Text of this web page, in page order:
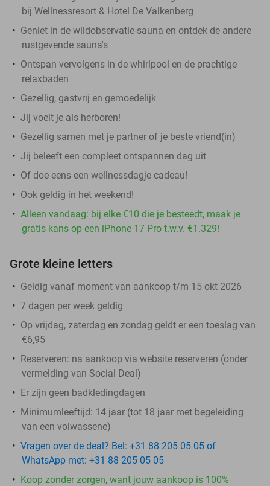
bij Wellnessresort & Hotel De Valkenberg
Geniet in de wildobservatie-sauna en ontdek de andere
rustgevende sauna's
Ontspan vervolgens in de whirlpool en de prachtige
relaxbaden
Gezellig, gastvrij en gemoedelijk
Jij voelt je als herboren!
Gezellig samen met je partner of je beste vriend(in)
Jij beleeft een compleet ontspannen dag uit
Of doe eens een wellnessdagje cadeau!
Ook geldig in het weekend!
Alleen vandaag: bij elke €10 die je besteedt, maak je
gratis kans op een iPhone 17 Pro t.w.v. €1.329!
Grote kleine letters
Geldig vanaf moment van aankoop t/m 15 okt 2026
7 dagen per week geldig
Op vrijdag, zaterdag en zondag geldt er een toeslag van
€6,95
Reserveren: na aankoop via website reserveren (onder
vermelding van Social Deal)
Er zijn geen badkledingdagen
Minimumleeftijd: 14 jaar (tot 18 jaar met begeleiding
van een volwassene)
Vragen over de deal? Bel: +31 88 205 05 05 of
WhatsApp met: +31 88 205 05 05
Koop zonder zorgen, want jouw aankoop is 100%